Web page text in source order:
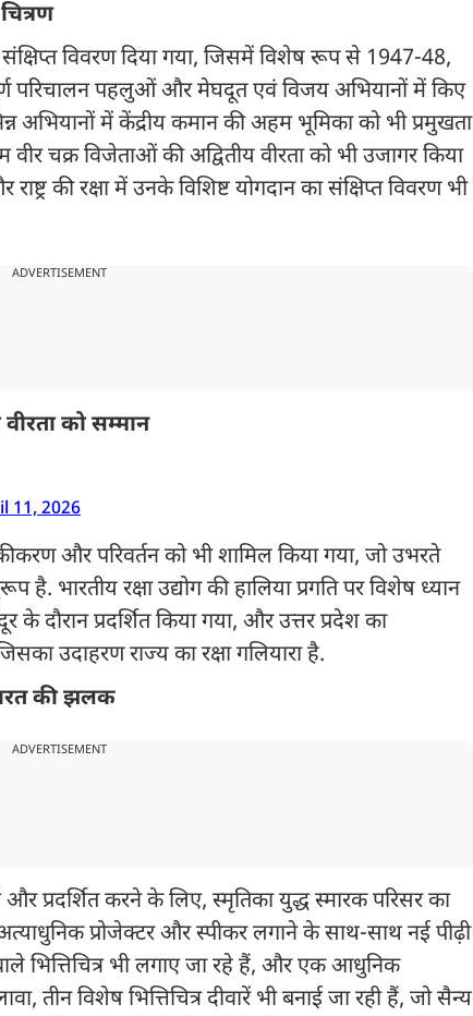
संक्षिप्त विवरण दिया गया, जिसमें विशेष रूप से 1947-48,
परिचालन पहलुओं और मेघदूत एवं विजय अभियानों में किए
अभियानों में केंद्रीय कमान की अहम भूमिका को भी प्रमुखता
चक्र विजेताओं की अद्वितीय वीरता को भी उजागर किया
की रक्षा में उनके विशिष्ट योगदान का संक्षिप्त विवरण भी
ADVERTISEMENT
को सम्मान
11, 2026
और परिवर्तन को भी शामिल किया गया, जो उभरते
भारतीय रक्षा उद्योग की हालिया प्रगति पर विशेष ध्यान
दौरान प्रदर्शित किया गया, और उत्तर प्रदेश का
उदाहरण राज्य का रक्षा गलियारा है.
की झलक
ADVERTISEMENT
करने के लिए, स्मृतिका युद्ध स्मारक परिसर का
प्रोजेक्टर और स्पीकर लगाने के साथ-साथ नई पीढ़ी
भित्तिचित्र भी लगाए जा रहे हैं, और एक आधुनिक
तीन विशेष भित्तिचित्र दीवारें भी बनाई जा रही हैं, जो सैन्य